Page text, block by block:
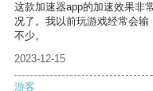
这款加速器app的加速效果非
况了。我以前玩游戏经常会
不少。
2023-12-15
游客